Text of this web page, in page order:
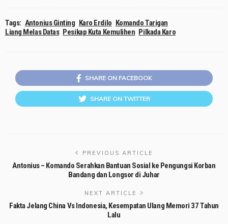
Tags: Antonius Ginting Karo Erdilo Komando Tarigan
Liang Melas Datas Pesikap Kuta Kemulihen Pilkada Karo
SHARE ON FACEBOOK
SHARE ON TWITTER
PREVIOUS ARTICLE
Antonius – Komando Serahkan Bantuan Sosial ke Pengungsi Korban
Bandang dan Longsor di Juhar
NEXT ARTICLE
Fakta Jelang China Vs Indonesia, Kesempatan Ulang Memori 37 Tahun
Lalu